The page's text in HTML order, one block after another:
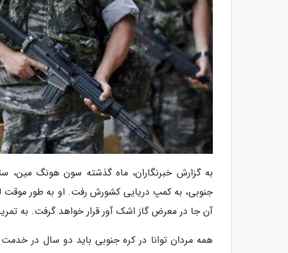
به گزارش خبرنگاران، ماه گذشته سون هونگ مین،
جنوبی، به کمپ دریایی کشورش رفت. او به طور موقت
آن جا در معرض گاز اشک آور قرار خواهد گرفت. به
همه مردان توانا در کره جنوبی باید دو سال در